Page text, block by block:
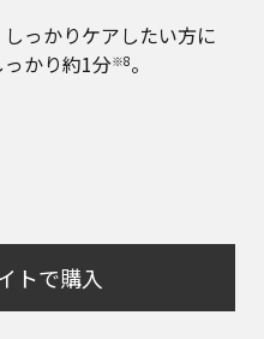
っかりケアしたい方に
っかり約1分※8。
トで購入